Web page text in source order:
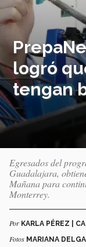
logró
tengan
Egresados del
Guadalajara,
Mañana para
Monterrey.
Por KARLA PÉREZ |
Fotos MARIANA